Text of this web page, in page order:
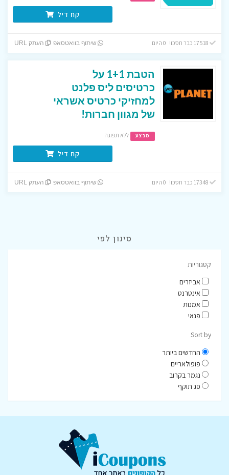
קח דיל
17518 כבר חסכו! 0 היום שיתוף בוואטסאפ העתק URL
הטבת 1+1 על
כרטיסים ליס פלנט
למחזיקי כרטיס אשראי
של מגוון חברות!
מבצע ללא תפוגה
קח דיל
17348 כבר חסכו! 0 היום שיתוף בוואטסאפ העתק URL
סינון לפי
קטגוריות
אביזרים
אינטרנט
אמנות
פנאי
Sort by
החדשים ביותר
פופולאריים
נגמר בקרוב
פג תוקף